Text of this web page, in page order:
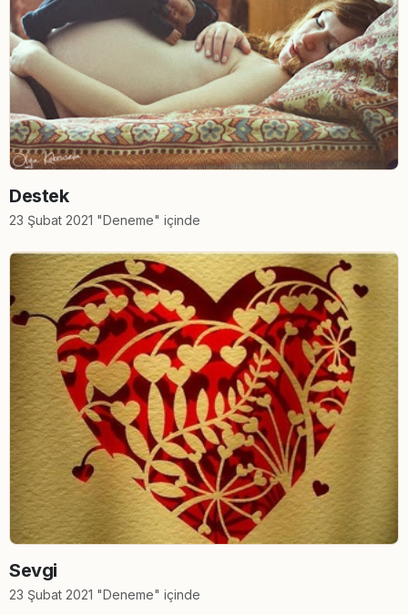
Destek
23 Şubat 2021 "Deneme" içinde
Sevgi
23 Şubat 2021 "Deneme" içinde